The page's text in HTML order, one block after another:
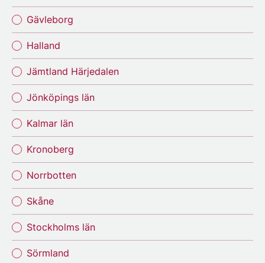
Gävleborg
Halland
Jämtland Härjedalen
Jönköpings län
Kalmar län
Kronoberg
Norrbotten
Skåne
Stockholms län
Sörmland